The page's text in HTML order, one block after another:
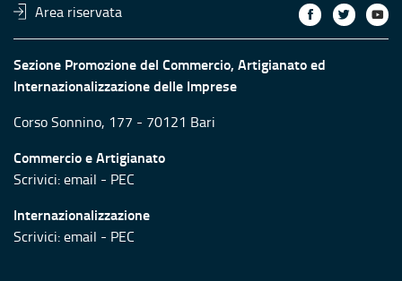
Area riservata
Sezione Promozione del Commercio, Artigianato ed
Internazionalizzazione delle Imprese
Corso Sonnino, 177 - 70121 Bari
Commercio e Artigianato
Scrivici:email - PEC
Internazionalizzazione
Scrivici:email - PEC